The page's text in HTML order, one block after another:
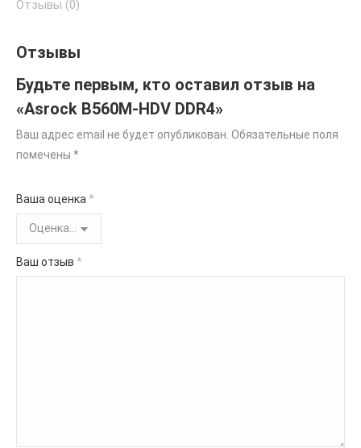
Отзывы (0)
Отзывы
Будьте первым, кто оставил отзыв на
«Asrock B560M-HDV DDR4»
Ваш адрес email не будет опубликован. Обязательные поля
помечены *
Ваша оценка *
Ваш отзыв *